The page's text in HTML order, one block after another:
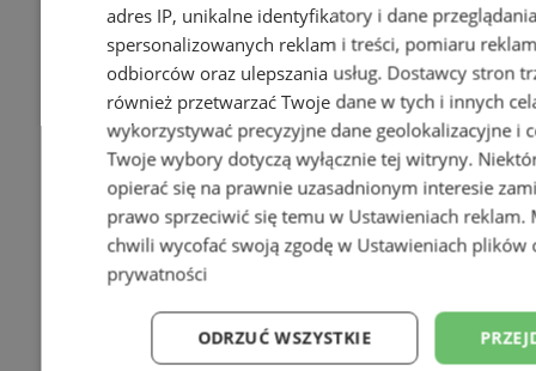
adres IP, unikalne identyfikatory i dane
spersonalizowanych reklam i treści, pomiaru
odbiorców oraz ulepszania usług. Dostawcy stron
również przetwarzać Twoje dane w tych i innych
wykorzystywać precyzyjne dane geolokalizacyjne i
Twoje wybory dotyczą wyłącznie tej witryny.
opierać się na prawnie uzasadnionym interesie
prawo sprzeciwić się temu w Ustawieniach reklam.
chwili wycofać swoją zgodę w Ustawieniach plików
prywatności
ODRZUĆ WSZYSTKIE